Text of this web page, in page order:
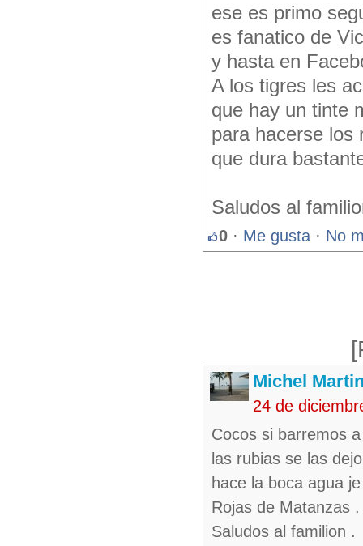
ese es primo
es fanatico de
y hasta en
A los tigres les
que hay un tinte
para hacerse los
que dura
Saludos al
0 · Me gusta · No
Michel
24 de
Cocos si barremos
las rubias se las
hace la boca agua
Rojas de Matanzas .
Saludos al familion .